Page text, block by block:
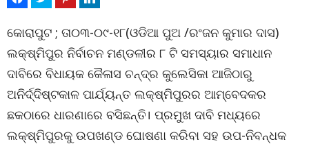
କୋରାପୁଟ ; ତା୦୩-୦୯-୧୮(ଓଡିଆ ପୁଅ /ରଂଜନ କୁମାର ଦାସ)
ଲକ୍ଷ୍ମିପୁର ନିର୍ବାଚନ ମଣ୍ଡଳୀର ୮ ଟି ସମସ୍ୟାର ସମାଧାନ
ଦାବିରେ ବିଧାୟକ କୈଳାସ ଚନ୍ଦ୍ର କୁଲେସିକା ଆଜିଠାରୁ
ଅନିର୍ଦ୍ଦିଷ୍ଟକାଳ ପାର୍ଯ୍ୟନ୍ତ ଲକ୍ଷ୍ମିପୁରର ଆମ୍ବେଦକର
ଛକଠାରେ ଧାରଣାରେ ବସିଛନ୍ତି। ପ୍ରମୁଖ ଦାବି ମଧ୍ୟରେ
ଲକ୍ଷ୍ମିପୁରକୁ ଉପଖଣ୍ଡ ଘୋଷଣା କରିବା ସହ ଉପ-ନିବନ୍ଧକ